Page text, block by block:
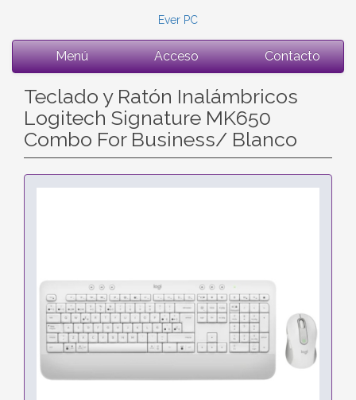
Ever PC
Menú Acceso Contacto
Teclado y Ratón Inalámbricos
Logitech Signature MK650
Combo For Business/ Blanco